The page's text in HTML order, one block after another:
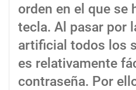
orden en el que se
tecla. Al pasar por
artificial todos los
es relativamente
contraseña. Por